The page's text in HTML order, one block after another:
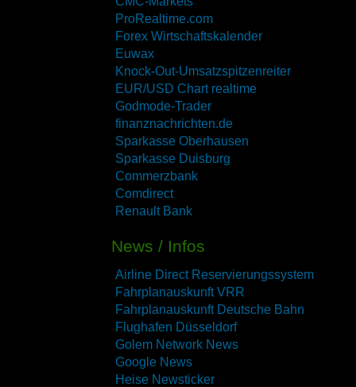
ProRealtime.com
Forex Wirtschaftskalender
Euwax
Knock-Out-Umsatzspitzenreiter
EUR/USD Chart realtime
Godmode-Trader
finanznachrichten.de
Sparkasse Oberhausen
Sparkasse Duisburg
Commerzbank
Comdirect
Renault Bank
News / Infos
Airline Direct Reservierungssystem
Fahrplanauskunft VRR
Fahrplanauskunft Deutsche Bahn
Flughafen Düsseldorf
Golem Network News
Google News
Heise Newsticker